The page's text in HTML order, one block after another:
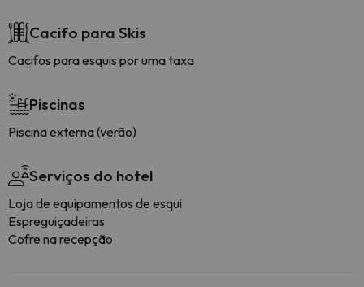
Cacifo para Skis
Cacifos para esquis por uma taxa
Piscinas
Piscina externa (verão)
Serviços do hotel
Loja de equipamentos de esqui
Espreguiçadeiras
Cofre na recepção